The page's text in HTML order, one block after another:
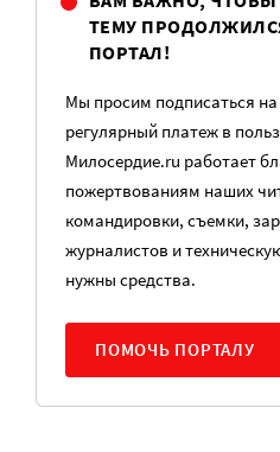
ТЕМУ
ПОРТАЛ!
Мы просим подписаться
регулярный платеж в
Милосердие.ru работает
пожертвованиям наших
командировки, съемки,
журналистов и
нужны средства.
ПОМОЧЬ ПОРТАЛУ